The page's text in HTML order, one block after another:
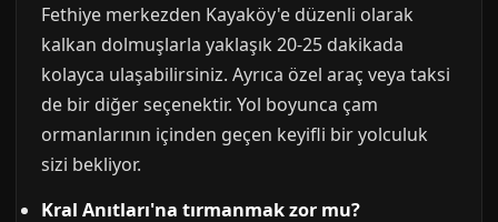
Fethiye merkezden Kayaköy'e düzenli olarak
kalkan dolmuşlarla yaklaşık 20-25 dakikada
kolayca ulaşabilirsiniz. Ayrıca özel araç veya taksi
de bir diğer seçenektir. Yol boyunca çam
ormanlarının içinden geçen keyifli bir yolculuk
sizi bekliyor.
Kral Anıtları'na tırmanmak zor mu?